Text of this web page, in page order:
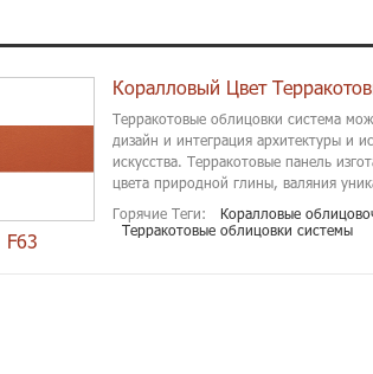
F63
Коралловый Цвет
Терракотовые облицовки система
дизайн и интеграция архитектуры и
искусства. Терракотовые панель
цвета природной глины, валяния
Горячие Теги:
Коралловые
Терракотовые облицовки системы